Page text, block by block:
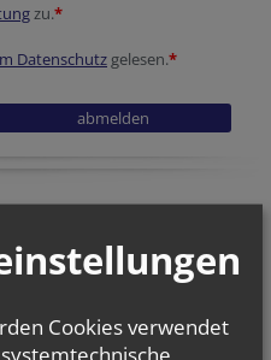
zu.*
Datenschutz gelesen.*
Cookies verwendet